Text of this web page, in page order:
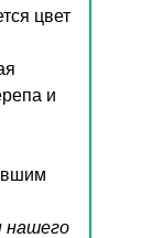
цвет
и
нашего